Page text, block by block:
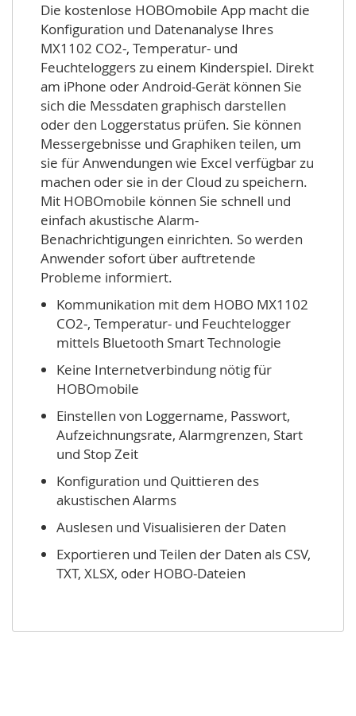
Die kostenlose HOBOmobile App macht die
Konfiguration und Datenanalyse Ihres
MX1102 CO2-, Temperatur- und
Feuchteloggers zu einem Kinderspiel. Direkt
am iPhone oder Android-Gerät können Sie
sich die Messdaten graphisch darstellen
oder den Loggerstatus prüfen. Sie können
Messergebnisse und Graphiken teilen, um
sie für Anwendungen wie Excel verfügbar zu
machen oder sie in der Cloud zu speichern.
Mit HOBOmobile können Sie schnell und
einfach akustische Alarm-
Benachrichtigungen einrichten. So werden
Anwender sofort über auftretende
Probleme informiert.
Kommunikation mit dem HOBO MX1102
CO2-, Temperatur- und Feuchtelogger
mittels Bluetooth Smart Technologie
Keine Internetverbindung nötig für
HOBOmobile
Einstellen von Loggername, Passwort,
Aufzeichnungsrate, Alarmgrenzen, Start
und Stop Zeit
Konfiguration und Quittieren des
akustischen Alarms
Auslesen und Visualisieren der Daten
Exportieren und Teilen der Daten als CSV,
TXT, XLSX, oder HOBO-Dateien